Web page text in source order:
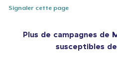
Signaler cette page
Plus de campagnes de
susceptibles